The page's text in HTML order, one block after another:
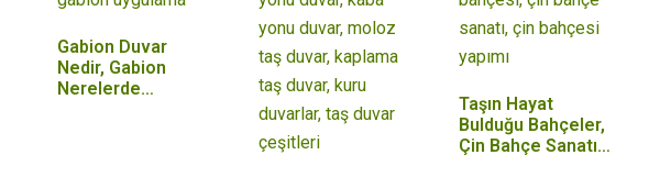
Gabion Duvar
Nedir, Gabion
Nerelerde
Taşın Hayat
Bulduğu Bahçeler,
Çin Bahçe Sanatı